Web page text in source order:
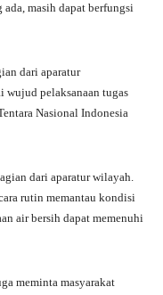
ada, masih dapat berfungsi
dari aparatur
wujud pelaksanaan tugas
Nasional Indonesia
dari aparatur wilayah.
rutin memantau kondisi
air bersih dapat memenuhi
meminta masyarakat